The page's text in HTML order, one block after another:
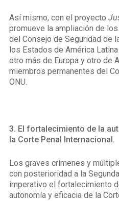
Así mismo, con el proyecto
promueve la ampliación de
del Consejo de Seguridad de
los Estados de América
otro más de Europa y otro de
miembros permanentes del
ONU.
3. El fortalecimiento de la
la Corte Penal Internacional.
Los graves crímenes y
con posterioridad a la
imperativo el fortalecimiento
autonomía y eficacia de la